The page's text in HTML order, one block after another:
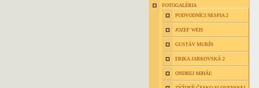
FOTOGALÉRIA
PODVODNÍCI NESPIA 2
JOZEF WEIS
GUSTÁV MURÍN
ERIKA JARKOVSKÁ 2
ONDREJ MIHÁĽ